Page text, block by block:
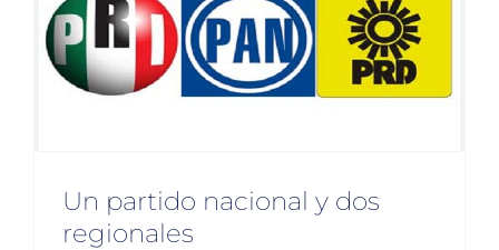
para
Un partido nacional y dos
regionales